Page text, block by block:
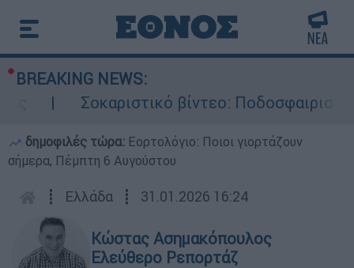
BREAKING NEWS:
βίντεο: Ποδοσφαιριστής
δημοφιλές τώρα: Εορτολόγιο: Ποιοι γιορτάζουν
σήμερα, Πέμπτη 6 Αυγούστου
┋ Ελλάδα ┋ 31.01.2026 16:24
Κώστας Ασημακόπουλος
Ελεύθερο Ρεπορτάζ